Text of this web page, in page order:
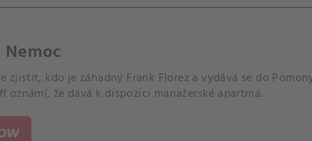
zjistit, kdo je záhadný Frank Florez a vydává se do
oznámí, že dává k dispozici manažerské apartmá.